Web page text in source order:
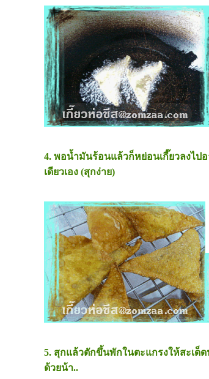
4. พอน้ำมันร้อนแล้วก็หย่อนเกี๊ยวลงไป
เดียวเอง (สุกง่าย)
5. สุกแล้วตักขึ้นพักในตะแกรงให้สะเ
ด้วยน้า..